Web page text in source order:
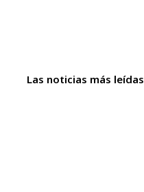
Las noticias más leídas